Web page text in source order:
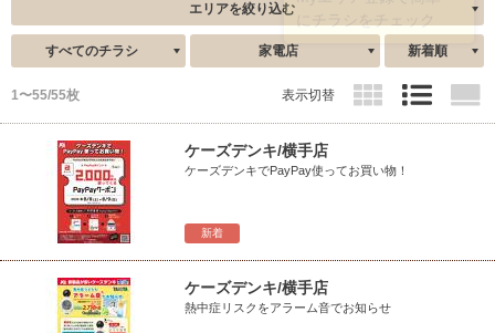
エリアを絞り込む
すべてのチラシ 家電店 新着順
1〜55/55枚 表示切替
新着
ケーズデンキ/横手店
ケーズデンキでPayPay使ってお買い物！
ケーズデンキ/横手店
熱中症リスクをアラーム音でお知らせ